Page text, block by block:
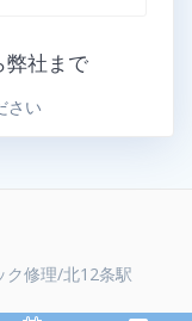
弊社まで
さい
修理/北12条駅